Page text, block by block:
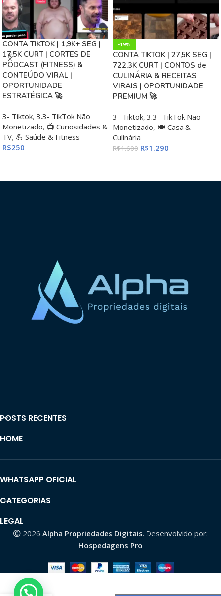
CONTA TIKTOK | 1,9K+ SEG |
17,5K CURT | CORTES DE
PODCAST (FITNESS) &
CONTEÚDO VIRAL |
OPORTUNIDADE
ESTRATÉGICA 🚀
3- Tiktok, 3.3- TikTok Não
Monetizado, 📺 Curiosidades &
TV, 💪 Saúde & Fitness
R$250
-19%
CONTA TIKTOK | 27,5K SEG |
722,3K CURT | CONTOS de
CULINÁRIA & RECEITAS
VIRAIS | OPORTUNIDADE
PREMIUM 🚀
3- Tiktok, 3.3- TikTok Não
Monetizado, 🍽️ Casa &
Culinária
R$1.600 R$1.290
POSTS RECENTES
HOME
WHATSAPP OFICIAL
CATEGORIAS
LEGAL
2026 Alpha Propriedades Digitais. Desenvolvido por:
Hospedagens Pro
CONTA TIKTOK
MONET | 64,6K
SEG👥| 1,1
MILHÃO CURT